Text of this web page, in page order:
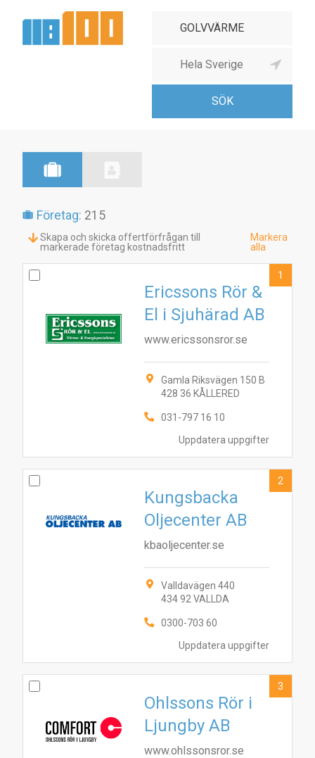
Företag: 215
Skapa och skicka offertförfrågan till
markerade företag kostnadsfritt
Markera
alla
Uppdatera uppgifter
Ericssons Rör &
El i Sjuhärad AB
www.ericssonsror.se
Gamla Riksvägen 150 B
428 36 KÅLLERED
031-797 16 10
1
Uppdatera uppgifter
Kungsbacka
Oljecenter AB
kbaoljecenter.se
Valldavägen 440
434 92 VALLDA
0300-703 60
2
Ohlssons Rör i
Ljungby AB
www.ohlssonsror.se
3